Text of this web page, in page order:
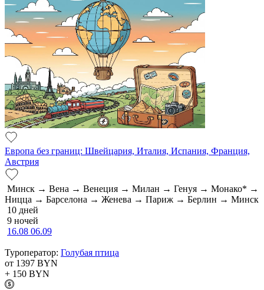
Европа без границ: Швейцария, Италия, Испания, Франция,
Австрия
Минск → Вена → Венеция → Милан → Генуя → Монако* →
Ницца → Барселона → Женева → Париж → Берлин → Минск
10 дней
9 ночей
16.08 06.09
Туроператор: Голубая птица
от 1397 BYN
+ 150 BYN